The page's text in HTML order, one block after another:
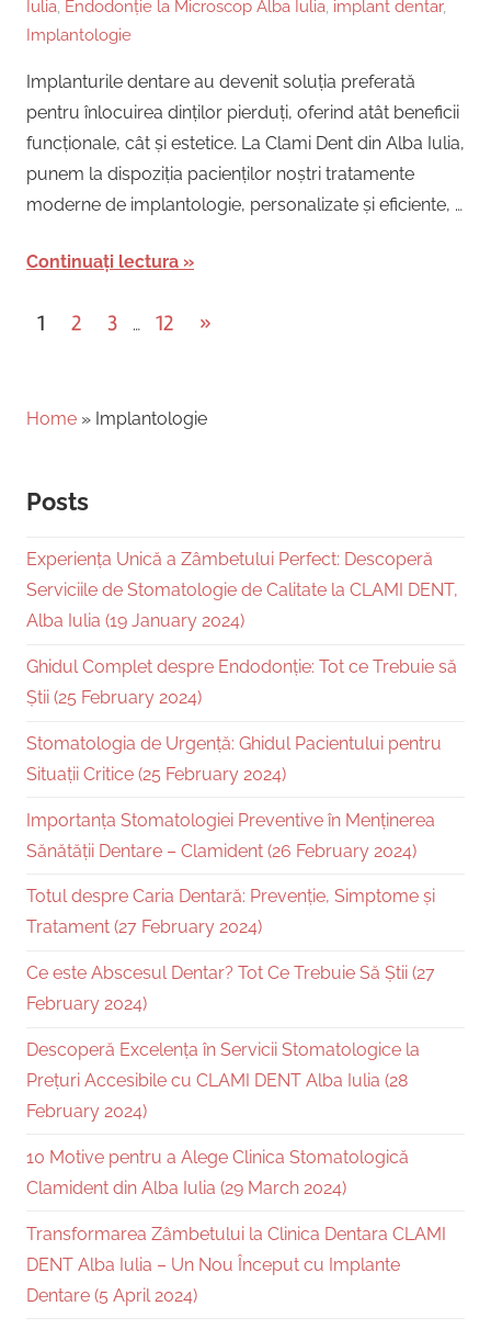
Iulia, Endodonție la Microscop Alba Iulia, implant dentar,
Implantologie
Implanturile dentare au devenit soluția preferată
pentru înlocuirea dinților pierduți, oferind atât beneficii
funcționale, cât și estetice. La Clami Dent din Alba Iulia,
punem la dispoziția pacienților noștri tratamente
moderne de implantologie, personalizate și eficiente, …
Continuați lectura
Posts
1 2 3 … 12
Next
»
Home » Implantologie
Posts
Experiența Unică a Zâmbetului Perfect: Descoperă
Serviciile de Stomatologie de Calitate la CLAMI DENT,
Alba Iulia (19 January 2024)
Ghidul Complet despre Endodonție: Tot ce Trebuie să
Știi (25 February 2024)
Stomatologia de Urgență: Ghidul Pacientului pentru
Situații Critice (25 February 2024)
Importanța Stomatologiei Preventive în Menținerea
Sănătății Dentare – Clamident (26 February 2024)
Totul despre Caria Dentară: Prevenție, Simptome și
Tratament (27 February 2024)
Ce este Abscesul Dentar? Tot Ce Trebuie Să Știi (27
February 2024)
Descoperă Excelența în Servicii Stomatologice la
Prețuri Accesibile cu CLAMI DENT Alba Iulia (28
February 2024)
10 Motive pentru a Alege Clinica Stomatologică
Clamident din Alba Iulia (29 March 2024)
Transformarea Zâmbetului la Clinica Dentara CLAMI
DENT Alba Iulia – Un Nou Început cu Implante
Dentare (5 April 2024)